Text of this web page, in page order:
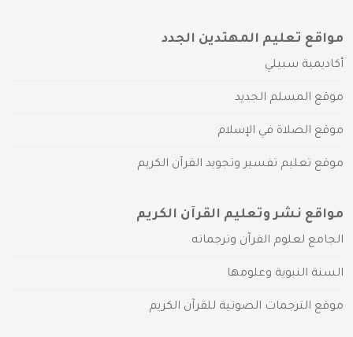
مواقع تعليم المهتدين الجدد
أكاديمية سبيلي
موقع المسلم الجديد
موقع الصلاة في الإسلام
موقع تعليم تفسير وتجويد القرآن الكريم
مواقع نشر وتعليم القرآن الكريم
الجامع لعلوم القرآن وترجماته
السنة النبوية وعلومها
موقع الترجمات الصوتية للقرآن الكريم